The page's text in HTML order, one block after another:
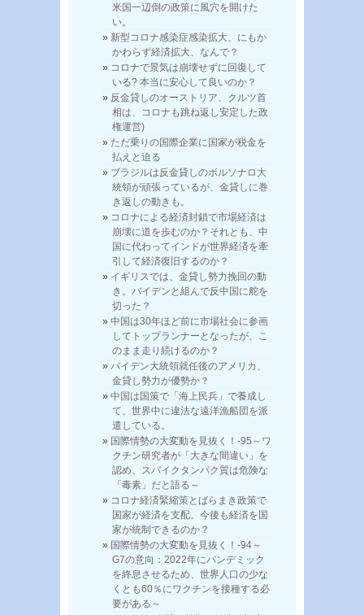
米国一辺倒の政策に風穴を開けた
い。
新型コロナ感染症感染拡大、にもか
かわらず経済拡大、なんで？
コロナで景気は崩壊せずに回復して
いる? 本当に安心して良いのか？
反金貸しのオーストリア、クルツ首
相は、コロナも跳ね返し安定した政
権運営)
ただ乗りの国際企業に国家が税金を
払えと迫る
ブラジルは反金貸しのボルソナロ大
統領が頑張っているが、金貸しに巻
き返しの動きも。
コロナによる経済封鎖で市場経済は
崩壊に道を歩むのか？それとも、中
国に代わってインドが世界経済を牽
引して経済復旧するのか？
イギリスでは、金貸し勢力挽回の動
き。バイデンと組んで反中国に舵を
切った？
中国は30年ほど前に市場社会に参画
してトップランナーとなったが、こ
のまま走り続けるのか？
バイデン大統領就任後のアメリカ、
金貸し勢力が優勢か？
中国は国策で「海上民兵」で養成し
て、世界中に違法な遠洋漁船団を派
遣している。
国際情勢の大変動を見抜く！-95～ワ
クチン研究者が「大きな間違い」を
認め、スパイクタンパク質は危険な
「毒素」だと語る～
コロナ経済緊縮策とばらまき政策で
国家が経済を支配。今後も経済を国
家が統制できるのか？
国際情勢の大変動を見抜く！-94～
G7の意向：2022年にパンデミック
を終息させるため、世界人口の少な
くとも60％にワクチンを接種する必
要がある～